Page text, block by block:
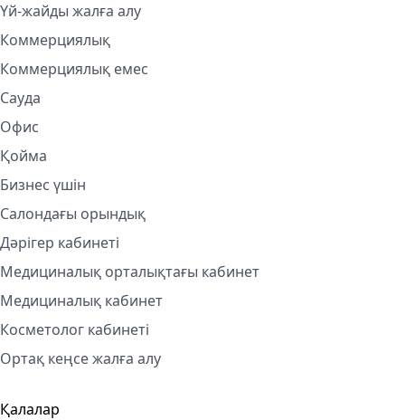
Үй-жайды жалға алу
Коммерциялық
Коммерциялық емес
Сауда
Офис
Қойма
Бизнес үшін
Салондағы орындық
Дәрігер кабинеті
Медициналық орталықтағы кабинет
Медициналық кабинет
Косметолог кабинетi
Ортақ кеңсе жалға алу
Қалалар